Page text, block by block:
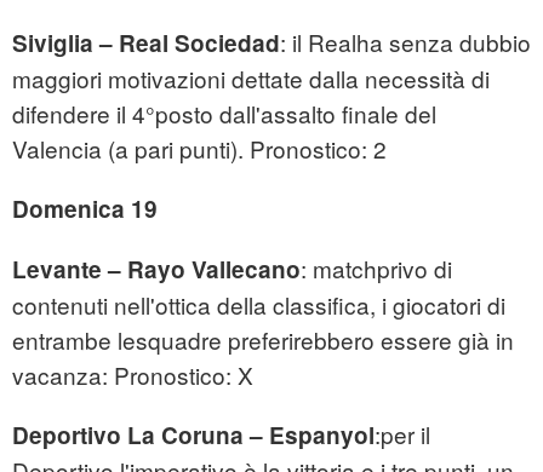
Siviglia – Real Sociedad: il Realha senza dubbio
maggiori motivazioni dettate dalla necessità di
difendere il 4°posto dall'assalto finale del
Valencia (a pari punti). Pronostico: 2
Domenica 19
Levante – Rayo Vallecano: matchprivo di
contenuti nell'ottica della classifica, i giocatori di
entrambe lesquadre preferirebbero essere già in
vacanza: Pronostico: X
Deportivo La Coruna – Espanyol:per il